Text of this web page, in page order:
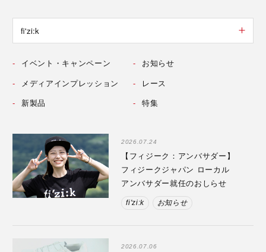
2026.07.24
【フィジーク：アンバサダー】
フィジークジャパン ローカル
アンバサダー就任のおしらせ
fi'zi:k お知らせ
2026.07.06
イベント・キャンペーン
お知らせ
メディアインプレッション
レース
新製品
特集